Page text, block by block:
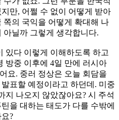
만, 어쩔 수 없이 어떻게 받아
쪽의 국익을 어떻게 확대해 나
아닐까 그렇게 생각합니다.
다 이렇게 이해하도록 하고
방중 이후에 4일 만에 러시아
요. 중러 정상은 오늘 회담을
표할 예정이라고 하던데. 미중
지 나오지 않았잖아요? 시 주석
을 대하는 태도가 다를 수밖에
?